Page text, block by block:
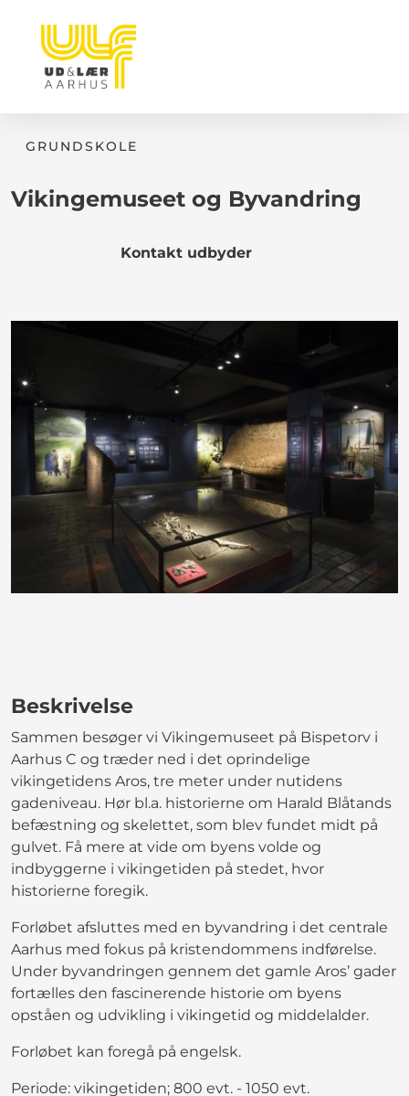
GRUNDSKOLE
Vikingemuseet og Byvandring
Kontakt udbyder
Beskrivelse
Sammen besøger vi Vikingemuseet på Bispetorv i
Aarhus C og træder ned i det oprindelige
vikingetidens Aros, tre meter under nutidens
gadeniveau. Hør bl.a. historierne om Harald Blåtands
befæstning og skelettet, som blev fundet midt på
gulvet. Få mere at vide om byens volde og
indbyggerne i vikingetiden på stedet, hvor
historierne foregik.
Forløbet afsluttes med en byvandring i det centrale
Aarhus med fokus på kristendommens indførelse.
Under byvandringen gennem det gamle Aros’ gader
fortælles den fascinerende historie om byens
opståen og udvikling i vikingetid og middelalder.
Forløbet kan foregå på engelsk.
Periode: vikingetiden; 800 evt. - 1050 evt.